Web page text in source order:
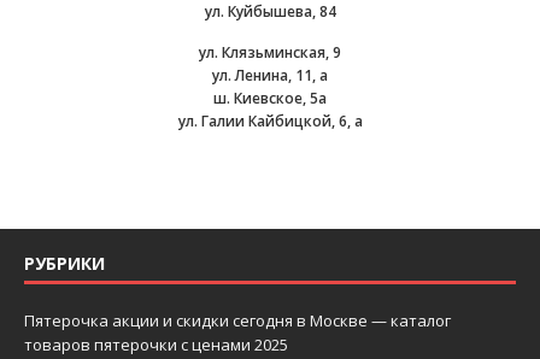
ул. Куйбышева, 84
ул. Клязьминская, 9
ул. Ленина, 11, а
ш. Киевское, 5а
ул. Галии Кайбицкой, 6, а
РУБРИКИ
Пятерочка акции и скидки сегодня в Москве — каталог
товаров пятерочки с ценами 2025